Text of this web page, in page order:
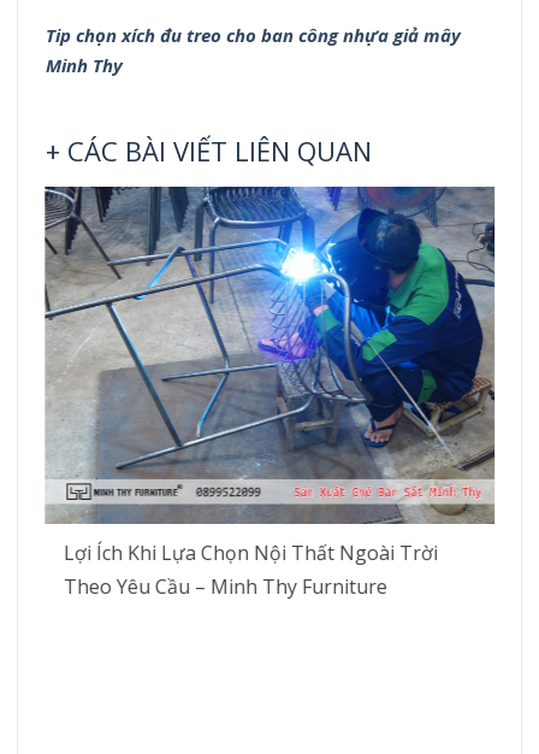
Tip chọn xích đu treo cho ban công nhựa giả mây
Minh Thy
+ CÁC BÀI VIẾT LIÊN QUAN
Lợi Ích Khi Lựa Chọn Nội Thất Ngoài Trời
Theo Yêu Cầu – Minh Thy Furniture